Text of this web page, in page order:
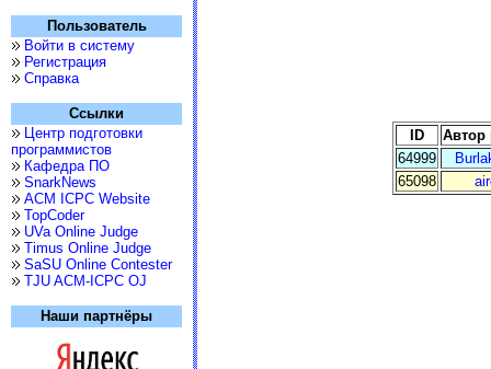
Пользователь
Войти в систему
Регистрация
Справка
Ссылки
Центр подготовки
программистов
Кафедра ПО
SnarkNews
ACM ICPC Website
TopCoder
UVa Online Judge
Timus Online Judge
SaSU Online Contester
TJU ACM-ICPC OJ
Наши партнёры
ID
Автор
64999
65098